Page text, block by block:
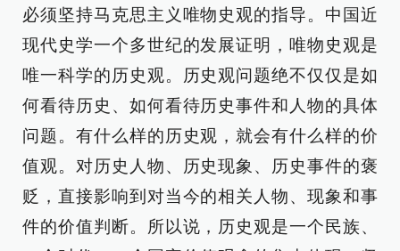
必须坚持马克思主义唯物史观的指导。中国近
现代史学一个多世纪的发展证明，唯物史观是
唯一科学的历史观。历史观问题绝不仅仅是如
何看待历史、如何看待历史事件和人物的具体
问题。有什么样的历史观，就会有什么样的价
值观。对历史人物、历史现象、历史事件的褒
贬，直接影响到对当今的相关人物、现象和事
件的价值判断。所以说，历史观是一个民族、